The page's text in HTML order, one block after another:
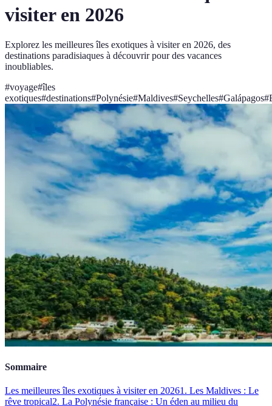
visiter en 2026
Explorez les meilleures îles exotiques à visiter en 2026, des
destinations paradisiaques à découvrir pour des vacances
inoubliables.
#voyage#îles
exotiques#destinations#Polynésie#Maldives#Seychelles#Galápagos#
Sommaire
Les meilleures îles exotiques à visiter en 20261. Les Maldives : Le
rêve tropical2. La Polynésie française : Un éden au milieu du